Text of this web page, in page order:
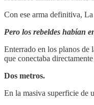
Con ese arma definitiva,
Pero los rebeldes habían
Enterrado en los planos de
que conectaba
Dos metros.
En la masiva superficie de